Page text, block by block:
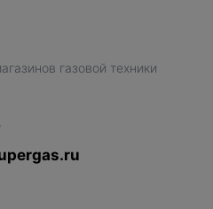
газовой техники